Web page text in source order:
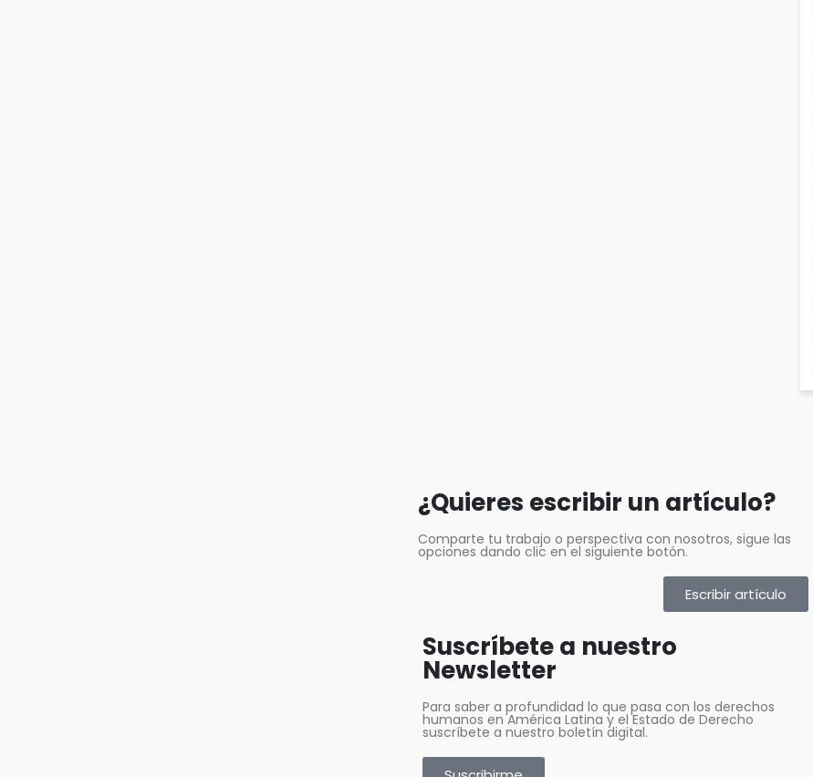
¿Quieres escribir un artículo?
Comparte tu trabajo o perspectiva con nosotros, sigue las
opciones dando clic en el siguiente botón.
Escribir artículo
Suscríbete a nuestro
Newsletter
Para saber a profundidad lo que pasa con los derechos
humanos en América Latina y el Estado de Derecho
suscríbete a nuestro boletín digital.